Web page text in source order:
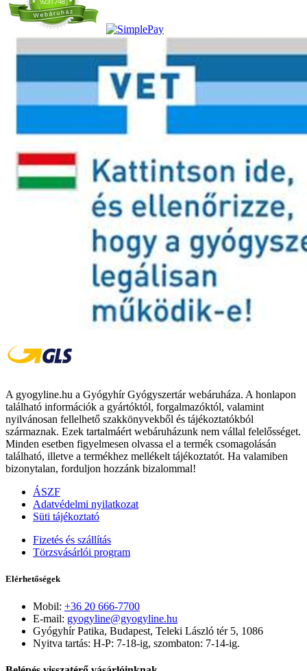
A gyogyline.hu a Gyógyhír Gyógyszertár webáruháza. A honlapon
található információk a gyártóktól, forgalmazóktól, valamint
nyilvánosan fellelhető szakkönyvekből és tájékoztatókból
származnak. Ezek tartalmáért webáruházunk nem vállal felelősséget.
Minden esetben figyelmesen olvassa el a termék csomagolásán
található, illetve a termékhez mellékelt tájékoztatót. Ha valamiben
bizonytalan, forduljon hozzánk bizalommal!
ÁSZF
Adatvédelmi nyilatkozat
Süti tájékoztató
Fizetés és szállítás
Törzsvásárlói program
Elérhetőségek
Mobil: +36 20 666-7700
E-mail: gyogyline@gyogyline.hu
Gyógyhír Patika, Budapest, Teleki László tér 5, 1086
Nyitva tartás: H-P: 7-18-ig, szombaton: 7-14-ig.